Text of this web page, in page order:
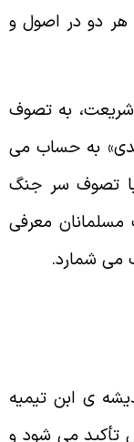
دو در اصول و
به تصوف
به حساب می
تصوف سر جنگ
معرفی
شمارد.
ی ابن تیمیه
می شود و